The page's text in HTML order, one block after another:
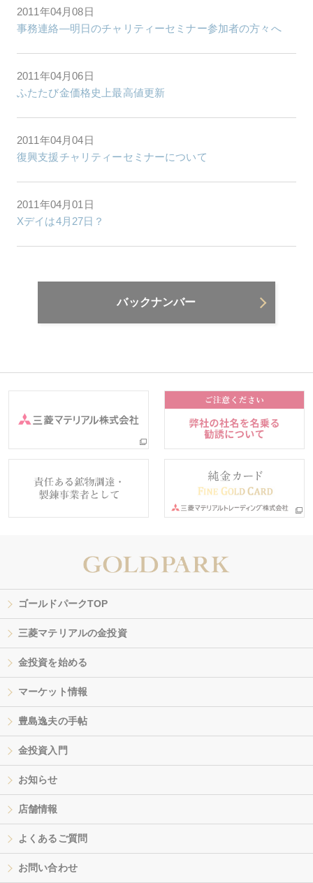
2011年04月08日
事務連絡―明日のチャリティーセミナー参加者の方々へ
2011年04月06日
ふたたび金価格史上最高値更新
2011年04月04日
復興支援チャリティーセミナーについて
2011年04月01日
Xデイは4月27日？
バックナンバー
ゴールドパークTOP
三菱マテリアルの金投資
金投資を始める
マーケット情報
豊島逸夫の手帖
金投資入門
お知らせ
店舗情報
よくあるご質問
お問い合わせ